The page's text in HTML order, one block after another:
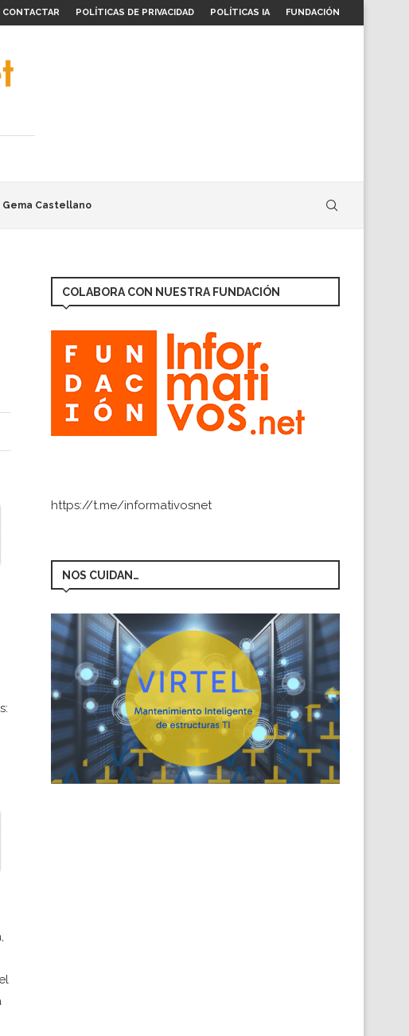
CONTACTAR POLÍTICAS DE PRIVACIDAD POLÍTICAS IA FUNDACIÓN
Gema Castellano
COLABORA CON NUESTRA FUNDACIÓN
https://t.me/informativosnet
NOS CUIDAN…